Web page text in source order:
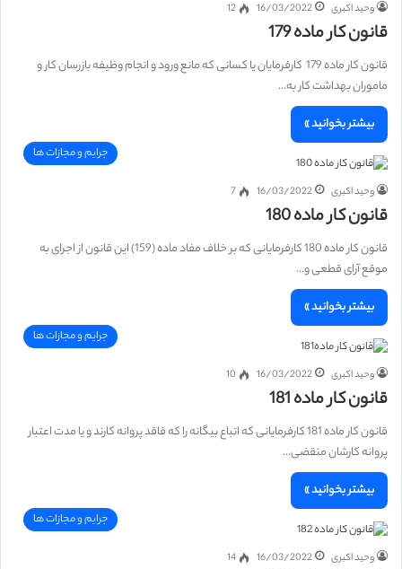
وحید اکبری 16/03/2022
12
قانون کار ماده 179
قانون کار ماده 179 کارفرمایان یا کسانی که مانع ورود و انجام وظیفه بازرسان کار و
ماموران بهداشت کار به…
بیشتر بخوانید »
جرایم و مجازات ها
وحید اکبری 16/03/2022
7
قانون کار ماده 180
قانون کار ماده 180 کارفرمایانی که بر خلاف مفاد ماده (159) این قانون از اجرای به
موقع آرای قطعی و…
بیشتر بخوانید »
جرایم و مجازات ها
وحید اکبری 16/03/2022
10
قانون کار ماده 181
قانون کار ماده 181 کارفرمایانی که اتباع بیگانه را که فاقد پروانه کارند و یا مدت اعتبار
پروانه کارشان منقضی…
بیشتر بخوانید »
جرایم و مجازات ها
وحید اکبری 16/03/2022
14